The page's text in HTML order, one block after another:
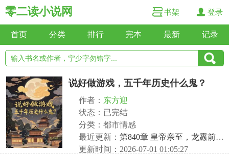
零二读小说网 书架 登录
首页 分类 排行 完本 最新 记录
说好做游戏，五千年历史什么鬼？
作者： 东方迎
状态：已完结
分类：都市情感
最近更新： 第840章 皇帝亲至，龙纛前压！
更新时间：2026-07-01 01:05:27